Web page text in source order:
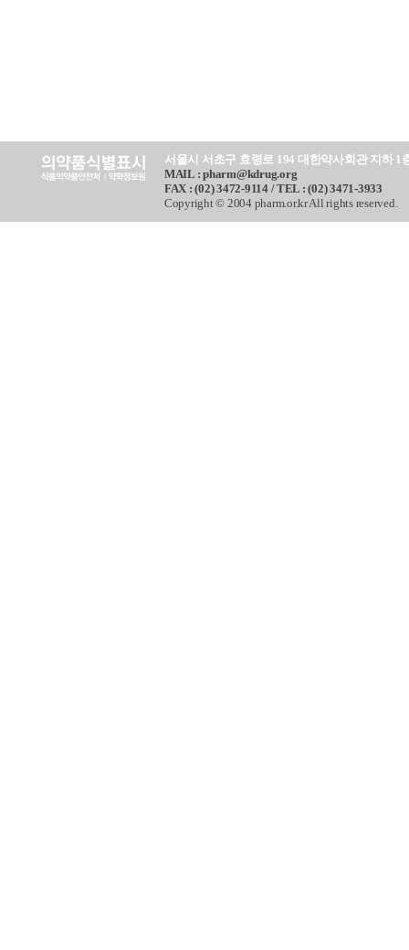
서울시 서초구 효령로 194 대한약사회관 지하 1
MAIL : pharm@kdrug.org
FAX : (02) 3472-9114 / TEL : (02) 3471-3933
Copyright © 2004 pharm.or.kr All rights reserved.